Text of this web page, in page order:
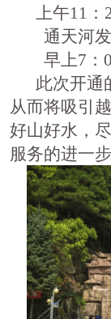
上午11：
通天河发
早上7：
此次开通
从而将吸引
好山好水，
服务的进一